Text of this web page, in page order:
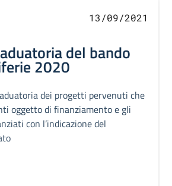
13/09/2021
del bando
2020
dei progetti pervenuti che
oggetto di finanziamento e gli
con l’indicazione del